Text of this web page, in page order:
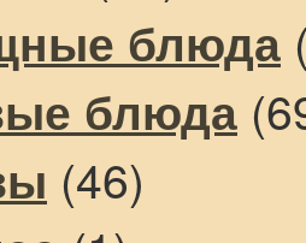
блюда
блюда
(46)